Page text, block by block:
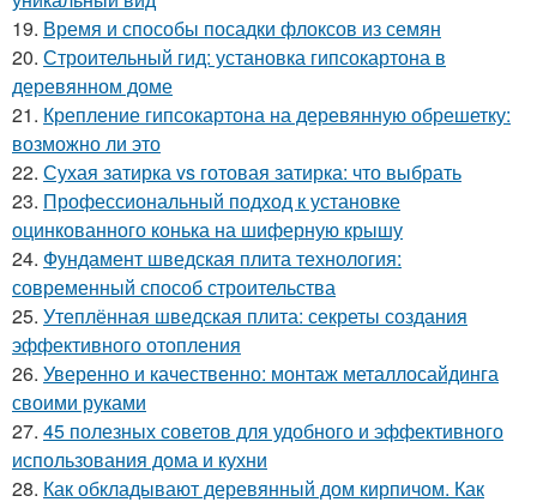
19. Время и способы посадки флоксов из семян
20. Строительный гид: установка гипсокартона в
деревянном доме
21. Крепление гипсокартона на деревянную обрешетку:
возможно ли это
22. Сухая затирка vs готовая затирка: что выбрать
23. Профессиональный подход к установке
оцинкованного конька на шиферную крышу
24. Фундамент шведская плита технология:
современный способ строительства
25. Утеплённая шведская плита: секреты создания
эффективного отопления
26. Уверенно и качественно: монтаж металлосайдинга
своими руками
27. 45 полезных советов для удобного и эффективного
использования дома и кухни
28. Как обкладывают деревянный дом кирпичом. Как